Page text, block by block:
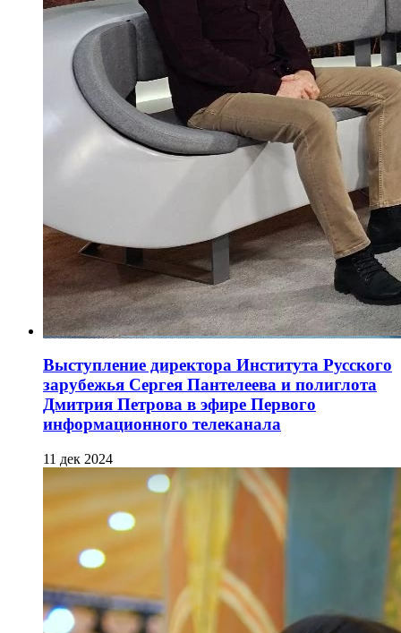
Выступление директора Института Русского
зарубежья Сергея Пантелеева и полиглота
Дмитрия Петрова в эфире Первого
информационного телеканала
11 дек 2024